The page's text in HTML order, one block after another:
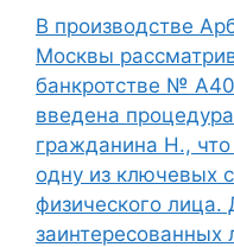
В производстве
Москвы
банкротстве №
введена
гражданина Н.,
одну из ключевых
физического
заинтересованных